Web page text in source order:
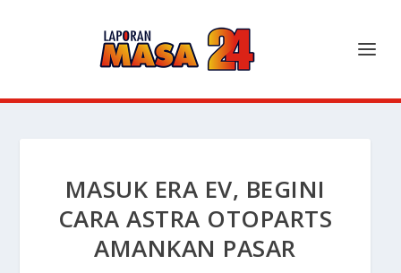
MASUK ERA EV, BEGINI
CARA ASTRA OTOPARTS
AMANKAN PASAR